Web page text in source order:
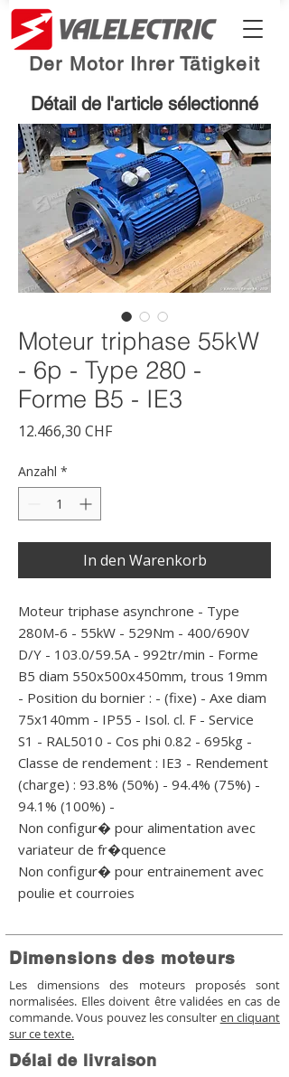
Der Motor Ihrer Tätigkeit
Détail de l'article sélectionné
Moteur triphase 55kW
- 6p - Type 280 -
Forme B5 - IE3
12.466,30 CHFPreis
Anzahl *
In den Warenkorb
Moteur triphase asynchrone - Type
280M-6 - 55kW - 529Nm - 400/690V
D/Y - 103.0/59.5A - 992tr/min - Forme
B5 diam 550x500x450mm, trous 19mm
- Position du bornier : - (fixe) - Axe diam
75x140mm - IP55 - Isol. cl. F - Service
S1 - RAL5010 - Cos phi 0.82 - 695kg -
Classe de rendement : IE3 - Rendement
(charge) : 93.8% (50%) - 94.4% (75%) -
94.1% (100%) -
Non configur� pour alimentation avec
variateur de fr�quence
Non configur� pour entrainement avec
poulie et courroies
Dimensions des moteurs
Les dimensions des moteurs proposés sont
normalisées. Elles doivent être validées en cas de
commande. Vous pouvez les consulter en cliquant
sur ce texte.
Délai de livraison